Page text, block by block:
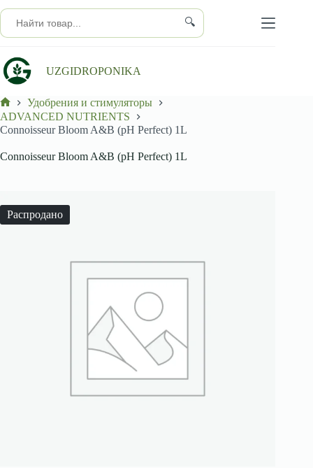
к
сути
🔍
UZGIDROPONIKA
Главная
Удобрения и стимуляторы
ADVANCED NUTRIENTS
Connoisseur Bloom A&B (pH Perfect) 1L
Connoisseur Bloom A&B (pH Perfect) 1L
Распродано